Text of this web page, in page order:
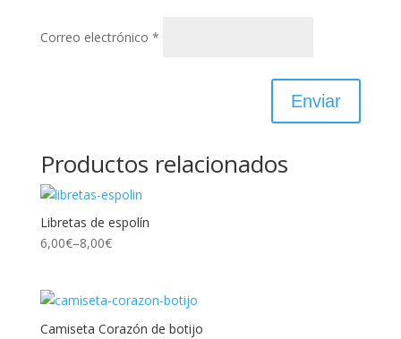
Correo electrónico *
Productos relacionados
Libretas de espolín
6,00€–8,00€
Camiseta Corazón de botijo